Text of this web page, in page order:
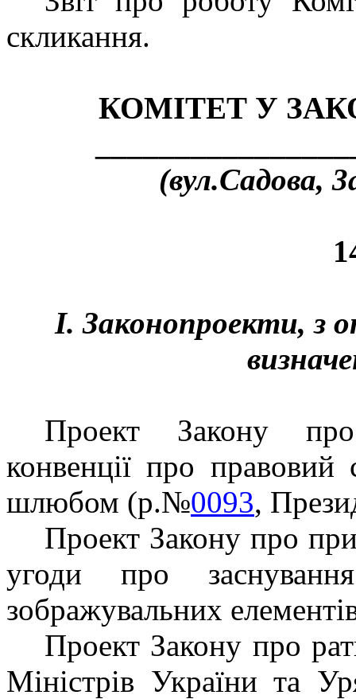
скликання.
КОМІТЕТ У
(вул.Садова,
І. Законопроекти, з
Проект Закону про
конвенції про правовий
шлюбом (р.№0093,
Проект Закону про
угоди про
зображувальних
Проект Закону про
Міністрів України та